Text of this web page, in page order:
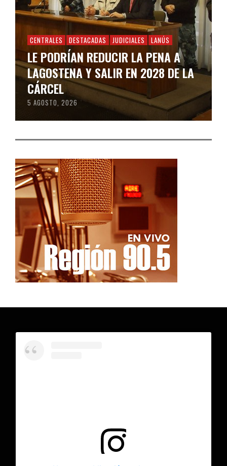
CENTRALES DESTACADAS JUDICIALES LANÚS
LE PODRÍAN REDUCIR LA PENA A
LAGOSTENA Y SALIR EN 2028 DE LA
CÁRCEL
5 AGOSTO, 2026